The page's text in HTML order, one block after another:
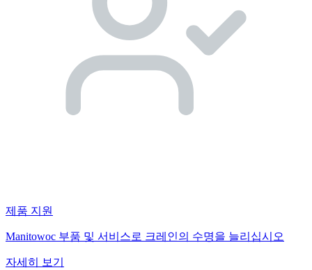
제품 지원
Manitowoc 부품 및 서비스로 크레인의 수명을 늘리십시오
자세히 보기